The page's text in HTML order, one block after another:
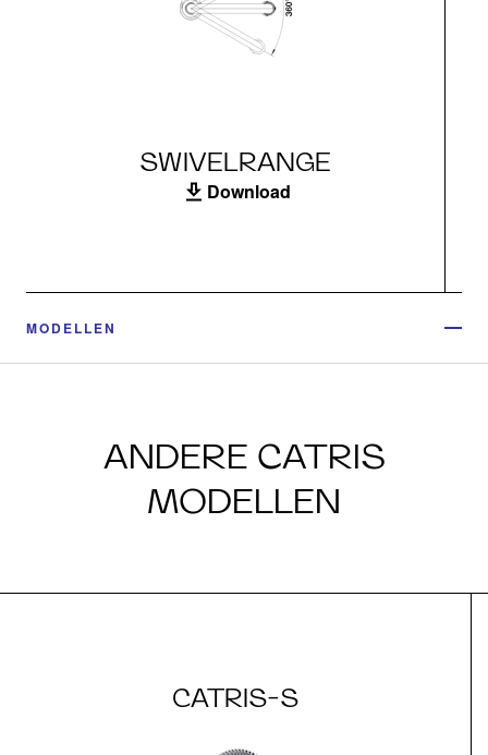
SWIVELRANGE
Download
MODELLEN
ANDERE CATRIS
MODELLEN
CATRIS-S